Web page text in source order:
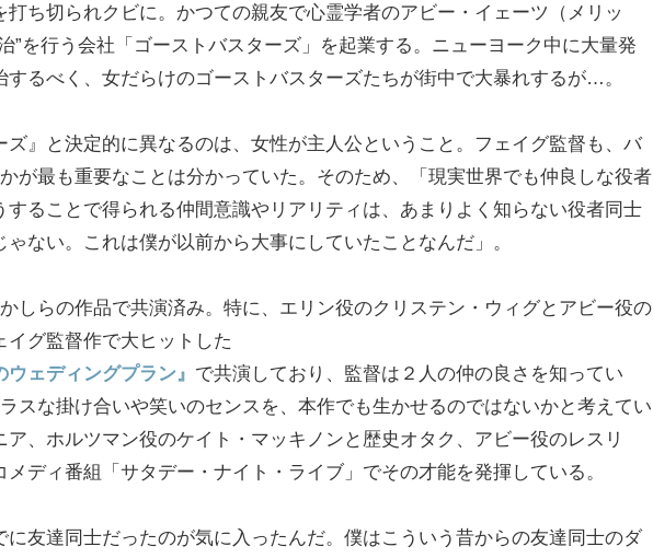
ち切られクビに。かつての親友で心霊学者のアビー・イェーツ（メリッ
”を行う会社「ゴーストバスターズ」を起業する。ニューヨーク中に大量発
るべく、女だらけのゴーストバスターズたちが街中で大暴れするが…。
』と決定的に異なるのは、女性が主人公ということ。フェイグ監督も、バ
が最も重要なことは分かっていた。そのため、「現実世界でも仲良しな役者
することで得られる仲間意識やリアリティは、あまりよく知らない役者同士
ない。これは僕が以前から大事にしていたことなんだ」。
しらの作品で共演済み。特に、エリン役のクリステン・ウィグとアビー役の
グ監督作で大ヒットした
ェディングプラン』 で共演しており、監督は２人の仲の良さを知ってい
スな掛け合いや笑いのセンスを、本作でも生かせるのではないかと考えてい
、ホルツマン役のケイト・マッキノンと歴史オタク、アビー役のレスリ
ディ番組「サタデー・ナイト・ライブ」でその才能を発揮している。
に友達同士だったのが気に入ったんだ。僕はこういう昔からの友達同士のダ